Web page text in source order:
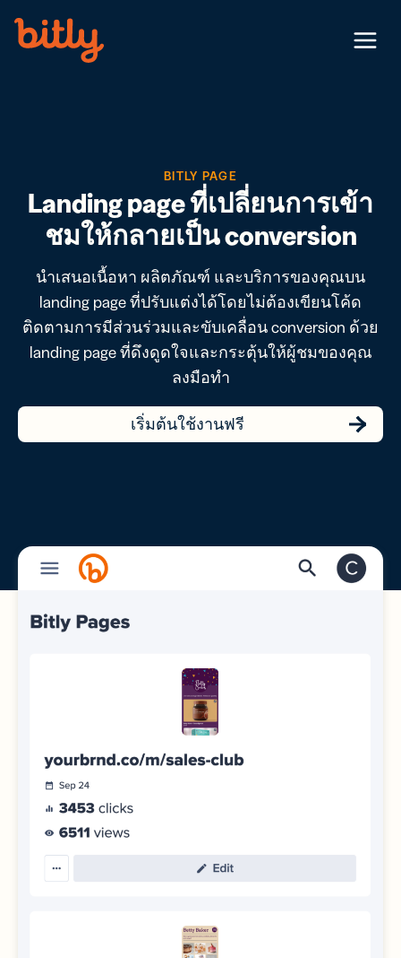
Menu
BITLY PAGE
Landing page ที่เปลี่ยนการเข้า
ชมให้กลายเป็น conversion
นำเสนอเนื้อหา ผลิตภัณฑ์ และบริการของคุณบน
landing page ที่ปรับแต่งได้โดยไม่ต้องเขียนโค้ด
ติดตามการมีส่วนร่วมและขับเคลื่อน conversion ด้วย
landing page ที่ดึงดูดใจและกระตุ้นให้ผู้ชมของคุณ
ลงมือทำ
เริ่มต้นใช้งานฟรี